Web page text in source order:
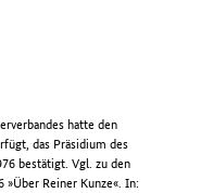
hatte den
das Präsidium des
bestätigt. Vgl. zu den
»Über Reiner Kunze«. In: